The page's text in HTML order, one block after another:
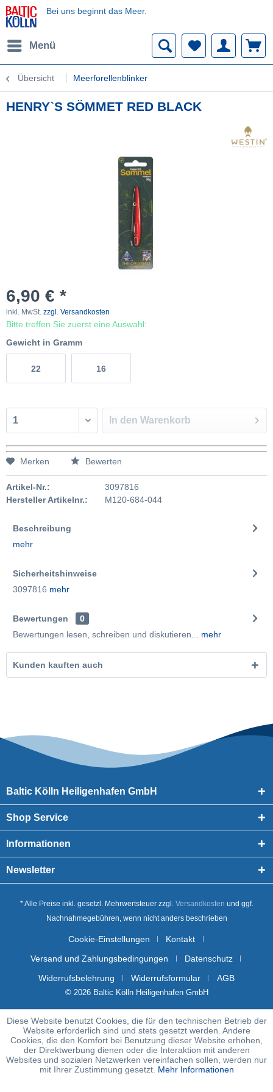
Bei uns beginnt das Meer.
Menü
Übersicht Meerforellenblinker
HENRY`S SÖMMET RED BLACK
6,90 € *
inkl. MwSt. zzgl. Versandkosten
Bitte treffen Sie zuerst eine Auswahl:
Gewicht in Gramm
22 16
In den Warenkorb
Merken Bewerten
Artikel-Nr.:
3097816
Hersteller Artikelnr.:
M120-684-044
Beschreibung
mehr
Sicherheitshinweise
3097816 mehr
Bewertungen
0
Bewertungen lesen, schreiben und diskutieren...
mehr
Kunden kauften auch
Baltic Kölln Heiligenhafen GmbH
Shop Service
Informationen
Newsletter
* Alle Preise inkl. gesetzl. Mehrwertsteuer zzgl. Versandkosten und ggf.
Nachnahmegebühren, wenn nicht anders beschrieben
Cookie-Einstellungen
Kontakt
Versand und Zahlungsbedingungen
Datenschutz
Widerrufsbelehrung
Widerrufsformular AGB
© 2026 Baltic Kölln Heiligenhafen GmbH
Diese Website benutzt Cookies, die für den technischen Betrieb der
Website erforderlich sind und stets gesetzt werden. Andere
Cookies, die den Komfort bei Benutzung dieser Website erhöhen,
der Direktwerbung dienen oder die Interaktion mit anderen
Websites und sozialen Netzwerken vereinfachen sollen, werden nur
mit Ihrer Zustimmung gesetzt. Mehr Informationen